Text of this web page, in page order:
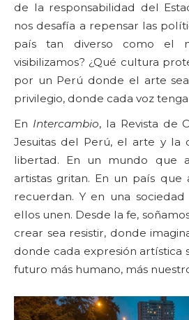
de la responsabilidad del
nos desafía a repensar las
país tan diverso como el
visibilizamos? ¿Qué cultura
por un Perú donde el arte
privilegio, donde cada voz
En Intercambio, la Revista de
Jesuitas del Perú, el arte y la
libertad. En un mundo que
artistas gritan. En un país que
recuerdan. Y en una
ellos unen. Desde la fe,
crear sea resistir, donde
donde cada expresión artística
futuro más humano, más